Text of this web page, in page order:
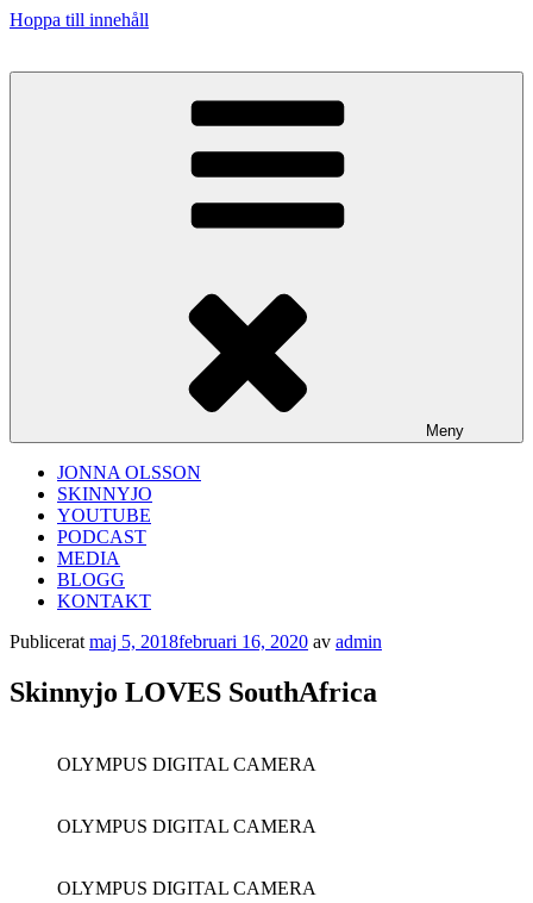
Hoppa till innehåll
Meny
JONNA OLSSON
SKINNYJO
YOUTUBE
PODCAST
MEDIA
BLOGG
KONTAKT
Publicerat maj 5, 2018februari 16, 2020 av admin
Skinnyjo LOVES SouthAfrica
OLYMPUS DIGITAL CAMERA
OLYMPUS DIGITAL CAMERA
OLYMPUS DIGITAL CAMERA